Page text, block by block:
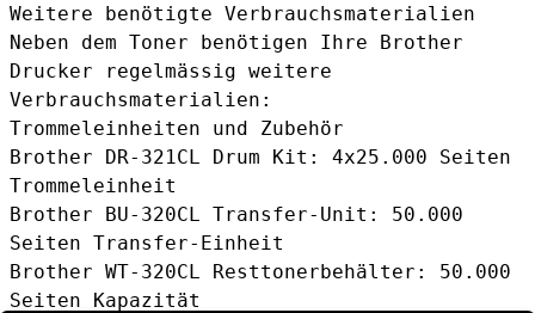
Weitere benötigte Verbrauchsmaterialien
Neben dem Toner benötigen Ihre Brother
Drucker regelmässig weitere
Verbrauchsmaterialien:
Trommeleinheiten und Zubehör
Brother DR-321CL Drum Kit : 4x25.000 Seiten
Trommeleinheit
Brother BU-320CL Transfer-Unit : 50.000
Seiten Transfer-Einheit
Brother WT-320CL Resttonerbehälter : 50.000
Seiten Kapazität